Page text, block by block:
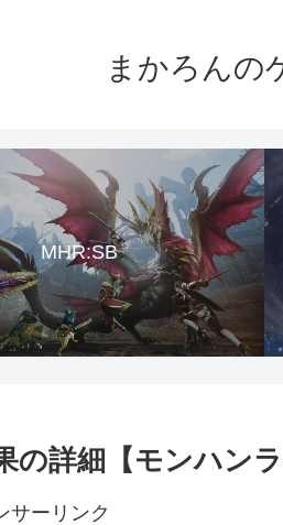
まかろんの
MHR:SB
の詳細【モンハンラ
サーリンク